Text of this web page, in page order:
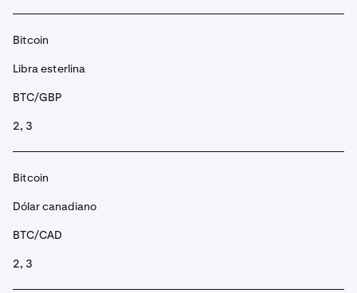
Bitcoin
Libra esterlina
BTC/GBP
2, 3
Bitcoin
Dólar canadiano
BTC/CAD
2, 3